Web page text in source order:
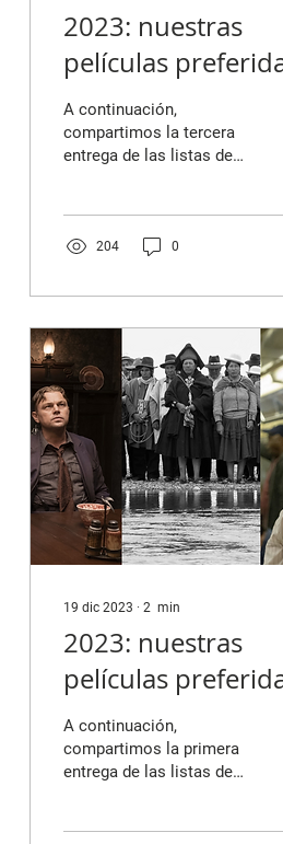
2023: nuestras
películas
(parte 3)
A continuación,
compartimos la tercera
entrega de las listas de
204 0
19 dic 2023 ∙ 2 min
2023: nuestras
películas
(parte 1)
A continuación,
compartimos la primera
entrega de las listas de